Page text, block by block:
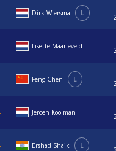
Dirk Wiersma L
Lisette Maarleveld
Feng Chen L
Jeroen Kooiman
Ershad Shaik L